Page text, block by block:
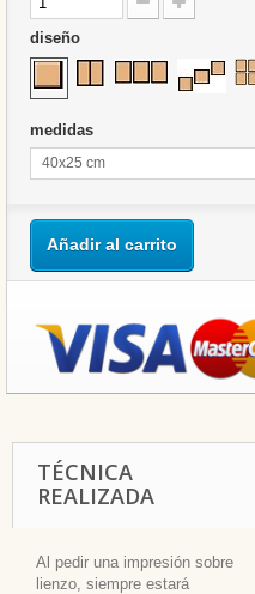
diseño
medidas
40x25 cm
Añadir al carrito
TÉCNICA
REALIZADA
Al pedir una impresión sobre
lienzo, siempre estará